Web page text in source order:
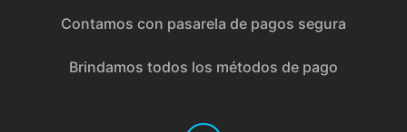
Contamos con pasarela de pagos segura
Brindamos todos los métodos de pago